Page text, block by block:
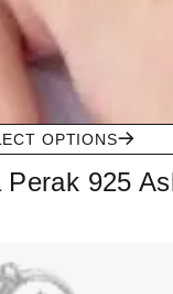
OPTIONS
925